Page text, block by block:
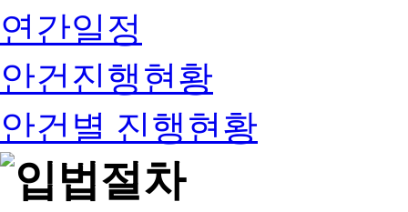
연간일정
안건진행현황
안건별 진행현황